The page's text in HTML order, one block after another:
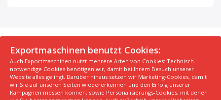
© 2026 Exportmaschinen.de
Über uns
AGB Datenschutzerklärung
FAQ
Impressum
Hersteller
Unsere Top Maschinen #1
Unsere Top Maschinen #2
Unsere Top Maschinen #3
Exportmaschinen benutzt Cookies:
Auch Exportmaschinen nutzt mehrere Arten von Cookies: Technisch
notwendige Cookies benötigen wir, damit bei Ihrem Besuch unserer
Website alles gelingt. Darüber hinaus setzen wir Marketing-Cookies, damit
wir Sie auf unseren Seiten wiedererkennen und den Erfolg unserer
Kampagnen messen können, sowie Personalisierungs-Cookies, mit denen